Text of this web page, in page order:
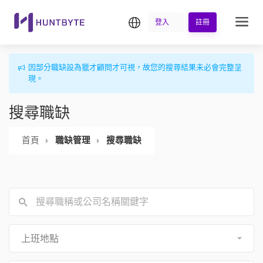
繁中登入 註冊
因部分職缺設為獵才顧問才可視，故您的搜尋結果未必會完整呈
現。
搜尋職缺
首頁 職缺管理 搜尋職缺
上班地點